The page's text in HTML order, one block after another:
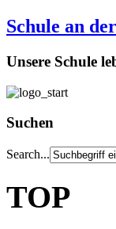
Schule an
Unsere Schule
Suchen
Search...
TOP